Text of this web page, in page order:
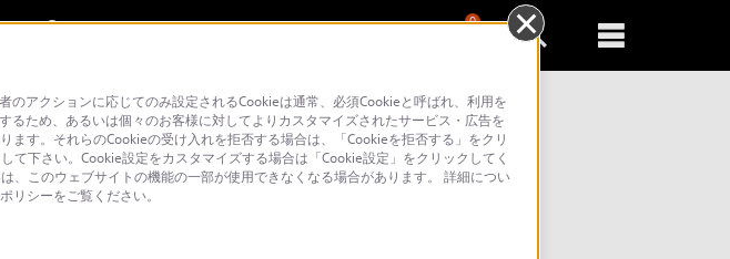
0
アクションに応じてのみ設定されるCookieは通常、必須Cookieと呼ばれ、利用を
ため、あるいは個々のお客様に対してよりカスタマイズされたサービス・広告を
す。それらのCookieの受け入れを拒否する場合は、「Cookieを拒否する」をクリ
下さい。Cookie設定をカスタマイズする場合は「Cookie設定」をクリックしてく
、このウェブサイトの機能の一部が使用できなくなる場合があります。 詳細につい
リシーをご覧ください。